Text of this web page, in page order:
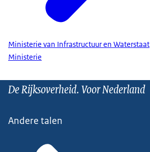
Ministerie van Infrastructuur en Waterstaat
Ministerie
De Rijksoverheid. Voor Nederland
Andere talen